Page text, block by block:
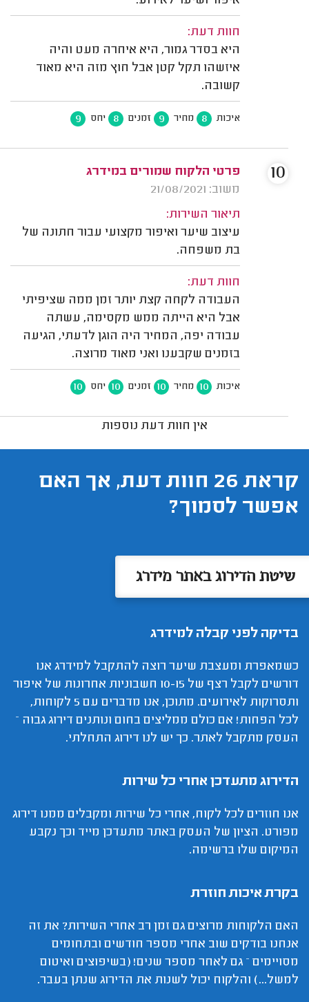
חוות דעת:
היא בסדר גמור, היא איחרה מעט והיה
איזשהו תקל קטן אבל חוץ מזה היא מאוד
קשובה.
איכות 8 מחיר 9 זמנים 8 יחס 9
פרטי הלקוח שמורים במידרג
משוב: 21/08/2021
תיאור השירות:
עיצוב שיער ואיפור מקצועי עבור חתונה של
בת משפחה.
חוות דעת:
העבודה לקחה קצת יותר זמן ממה שציפיתי
אבל היא הייתה ממש מקסימה, עשתה
עבודה יפה, המחיר היה הוגן לדעתי, הגיעה
בזמנים שקבענו ואני מאוד מרוצה.
איכות 10 מחיר 10 זמנים 10 יחס 10
10
אין חוות דעת נוספות
קראת 26 חוות דעת, אך האם
אפשר לסמוך?
שיטת הדירוג באתר מידרג
בדיקה לפני קבלה למידרג
כשמאפרת ומעצבת שיער רוצה להתקבל למידרג אנו
דורשים לקבל רצף של 10-15 חשבוניות אחרונות של איפור
ותסרוקות לאירועים. מתוכן, אנו מדברים עם 5 לקוחות,
לכל הפחות! אם כולם ממליצים בחום ונותנים דירוג גבוה –
העסק מתקבל לאתר. כך יש לנו דירוג התחלתי.
הדירוג מתעדכן אחרי כל שירות
אנו חוזרים לכל לקוח, אחרי כל שירות ומקבלים ממנו דירוג
מפורט. הציון של העסק באתר מתעדכן מייד וכך נקבע
המיקום שלו ברשימה.
בקרת איכות חוזרת
האם הלקוחות מרוצים גם זמן רב אחרי השירות? את זה
אנחנו בודקים שוב אחרי מספר חודשים ובתחומים
מסויימים – גם לאחר מספר שנים! (בשיפוצים ואיטום
למשל...) והלקוח יכול לשנות את הדירוג שנתן בעבר.